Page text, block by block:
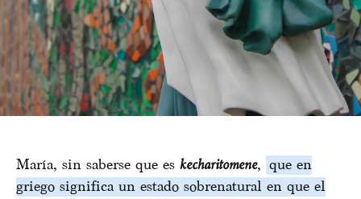
María, sin saberse que es kecharitomene, que en
griego significa un estado sobrenatural en que el